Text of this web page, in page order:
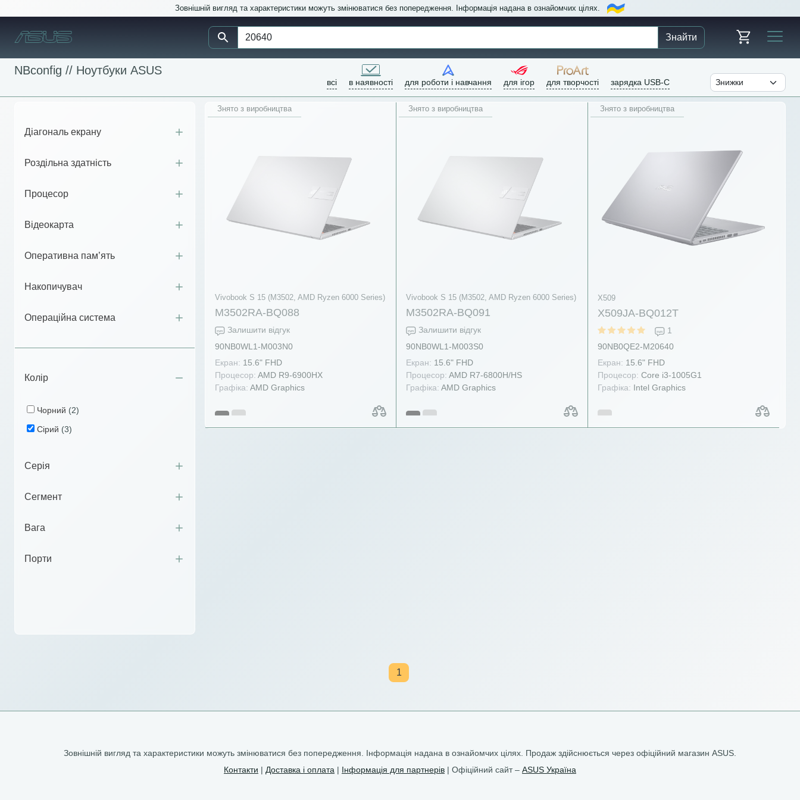
Зовнішній вигляд та характеристики можуть змінюватися без попередження. Інформація надана в ознайомчих цілях.
Знайти
NBconfig // Ноутбуки ASUS
всі в наявності для роботи і навчання для ігор для творчості зарядка USB-C
Діагональ екрану
Роздільна здатність
Процесор
Відеокарта
Оперативна пам’ять
Накопичувач
Операційна система
Колір
Чорний (2)
Сірий (3)
Серія
Сегмент
Вага
Порти
Знято з виробництва
Vivobook S 15 (M3502, AMD Ryzen 6000 Series)
M3502RA-BQ088
Залишити відгук
90NB0WL1-M003N0
Екран: 15.6" FHD
Процесор: AMD R9-6900HX
Графіка: AMD Graphics
Знято з виробництва
Vivobook S 15 (M3502, AMD Ryzen 6000 Series)
M3502RA-BQ091
Залишити відгук
90NB0WL1-M003S0
Екран: 15.6" FHD
Процесор: AMD R7-6800H/HS
Графіка: AMD Graphics
Знято з виробництва
X509
X509JA-BQ012T
1
90NB0QE2-M20640
Екран: 15.6" FHD
Процесор: Core i3-1005G1
Графіка: Intel Graphics
1
Зовнішній вигляд та характеристики можуть змінюватися без попередження. Інформація надана в ознайомчих цілях. Продаж здійснюється через офіційний магазин ASUS.
Контакти | Доставка і оплата | Інформація для партнерів | Офіційний сайт – ASUS Україна